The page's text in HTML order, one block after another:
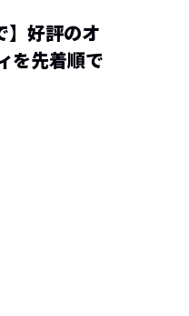
】好評のオ
を先着順で